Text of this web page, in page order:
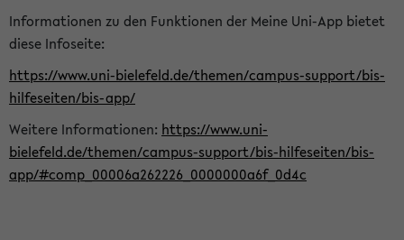
Informationen zu den Funktionen der Meine Uni-App bietet
diese Infoseite:
https://www.uni-bielefeld.de/themen/campus-support/bis-
hilfeseiten/bis-app/
Weitere Informationen: https://www.uni-
bielefeld.de/themen/campus-support/bis-hilfeseiten/bis-
app/#comp_00006a262226_0000000a6f_0d4c